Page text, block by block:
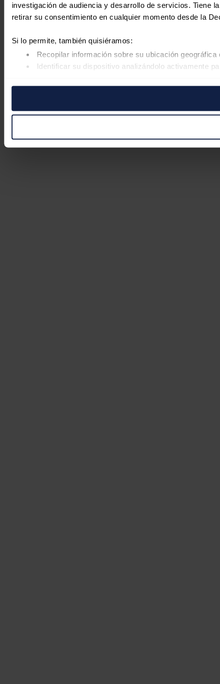
investigación de audiencia y desarrollo de servicios. Tiene
retirar su consentimiento en cualquier momento desde la
Si lo permite, también quisiéramos:
Recopilar información sobre su ubicación
Identificar su dispositivo analizándolo activamente
Las cookies de este sitio web se usan para personalizar el
pueden combinarla con otra información que les haya